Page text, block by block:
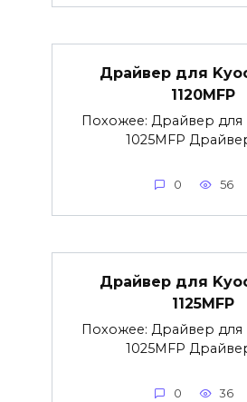
Драйвер для
1120MFP
Похожее: Драйвер для
1025MFP
0 56
Драйвер для
1125MFP
Похожее: Драйвер для
1025MFP
0 36